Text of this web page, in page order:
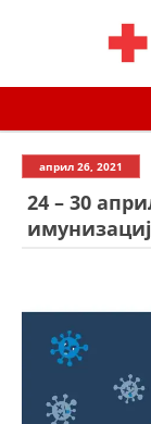
април 26, 2021
24 – 30